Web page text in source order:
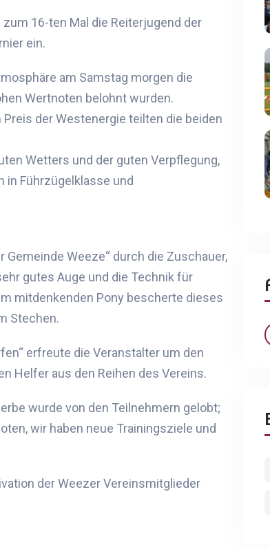
zum 16-ten Mal die Reiterjugend der
ein.
am Samstag morgen die
Wertnoten belohnt wurden.
der Westenergie teilten die beiden
Wetters und der guten Verpflegung,
in Führzügelklasse und
Gemeinde Weeze“ durch die Zuschauer,
gutes Auge und die Technik für
mitdenkenden Pony bescherte dieses
Stechen.
erfreute die Veranstalter um den
Helfer aus den Reihen des Vereins.
wurde von den Teilnehmern gelobt;
, wir haben neue Trainingsziele und
der Weezer Vereinsmitglieder